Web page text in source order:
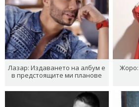
Лазар: Издаването на албум е
в предстоящите ми планове